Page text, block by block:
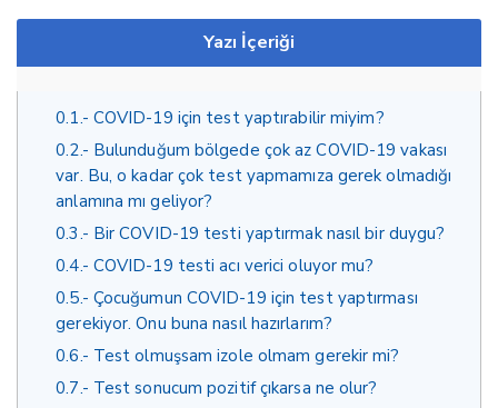
Yazı İçeriği
0.1. COVID-19 için test yaptırabilir miyim?
0.2. Bulunduğum bölgede çok az COVID-19 vakası
var. Bu, o kadar çok test yapmamıza gerek olmadığı
anlamına mı geliyor?
0.3. Bir COVID-19 testi yaptırmak nasıl bir duygu?
0.4. COVID-19 testi acı verici oluyor mu?
0.5. Çocuğumun COVID-19 için test yaptırması
gerekiyor. Onu buna nasıl hazırlarım?
0.6. Test olmuşsam izole olmam gerekir mi?
0.7. Test sonucum pozitif çıkarsa ne olur?